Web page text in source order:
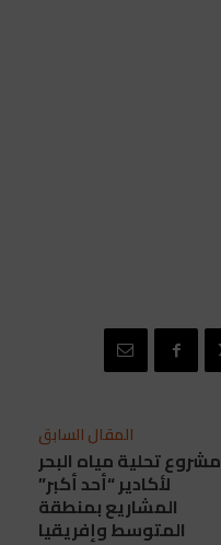
المقال السابق
مشروع تحلية مياه البحر
لأكادير “أحد أكبر”
المشاريع بمنطقة
المتوسط وإفريقيا